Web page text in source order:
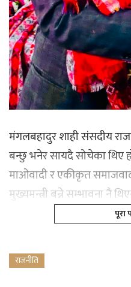
मंगलबहादुर शाही संसदीय
बन्छु भनेर सायदै सोचेका थिए
माओवादी र एकीकृत
मुख्यमन्त्री बन्ने सम्भावना नै
पूरा
राजनीति